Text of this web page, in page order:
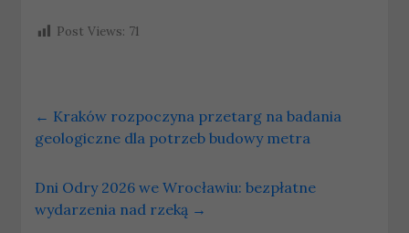
Post Views: 71
← Kraków rozpoczyna przetarg na badania
geologiczne dla potrzeb budowy metra
Dni Odry 2026 we Wrocławiu: bezpłatne
wydarzenia nad rzeką →